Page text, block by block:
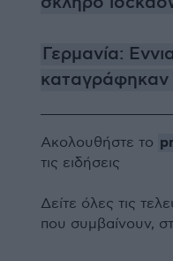
Γερμανία:
Ακολουθήστε το
τις ειδήσεις
Δείτε όλες τις
που συμβαίνουν,